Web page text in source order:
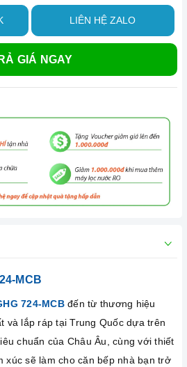
LIÊN HỆ ZALO
GIÁ NGAY
MCB
724-MCB đến từ thương hiệu
và lắp ráp tại Trung Quốc dựa trên
chuẩn của Châu Âu, cùng với thiết
xúc sẽ làm cho căn bếp nhà bạn trở